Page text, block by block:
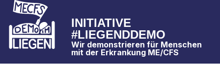
INITIATIVE
#LIEGENDDEMO
Wir demonstrieren für Menschen
mit der Erkrankung ME/CFS